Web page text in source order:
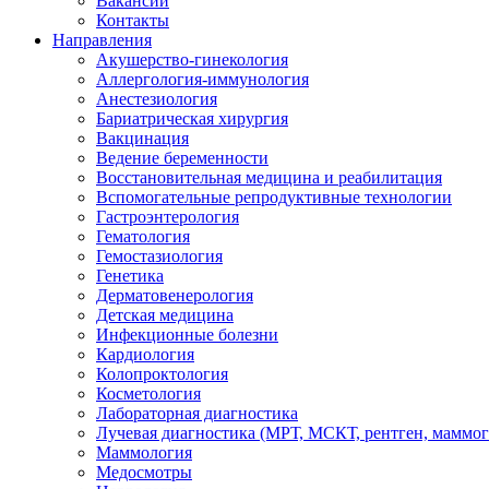
Контакты
Направления
Акушерство-гинекология
Аллергология-иммунология
Анестезиология
Бариатрическая хирургия
Вакцинация
Ведение беременности
Восстановительная медицина и реабилитация
Вспомогательные репродуктивные технологии
Гастроэнтерология
Гематология
Гемостазиология
Генетика
Дерматовенерология
Детская медицина
Инфекционные болезни
Кардиология
Колопроктология
Косметология
Лабораторная диагностика
Лучевая диагностика (МРТ, МСКТ, рентген,
Маммология
Медосмотры